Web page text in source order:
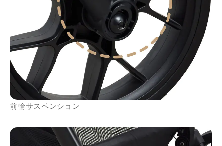
前輪サスペンション